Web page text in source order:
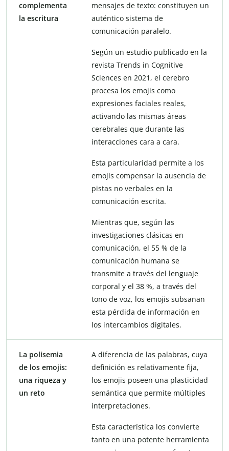
complementa
la escritura
mensajes de texto: constituyen un
auténtico sistema de
comunicación paralelo.
Según un estudio publicado en la
revista Trends in Cognitive
Sciences en 2021, el cerebro
procesa los emojis como
expresiones faciales reales,
activando las mismas áreas
cerebrales que durante las
interacciones cara a cara.
Esta particularidad permite a los
emojis compensar la ausencia de
pistas no verbales en la
comunicación escrita.
Mientras que, según las
investigaciones clásicas en
comunicación, el 55 % de la
comunicación humana se
transmite a través del lenguaje
corporal y el 38 %, a través del
tono de voz, los emojis subsanan
esta pérdida de información en
los intercambios digitales.
La polisemia
de los emojis:
una riqueza y
un reto
A diferencia de las palabras, cuya
definición es relativamente fija,
los emojis poseen una plasticidad
semántica que permite múltiples
interpretaciones.
Esta característica los convierte
tanto en una potente herramienta